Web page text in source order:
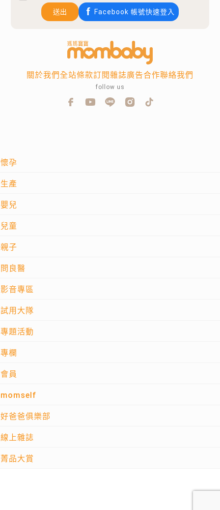
送出 Facebook 帳號快速登入
懷孕
生產
嬰兒
兒童
親子
問良醫
影音專區
試用大隊
專題活動
專欄
會員
momself
好爸爸俱樂部
線上雜誌
菁品大賞
關於我們全站條款訂閱雜誌廣告合作聯絡我們
follow us